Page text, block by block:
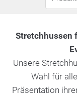
Stretchhussen
Unsere
Wahl für
Präsentation